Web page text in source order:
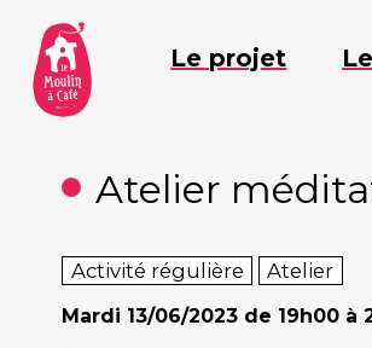
contenu
Le projet
Atelier
Activité régulière Atelier
Mardi 13/06/2023 de 19h00 à